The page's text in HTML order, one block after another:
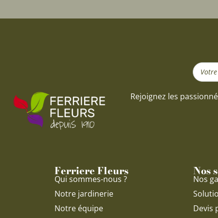
Search
...
Rejoignez les
Ferriere Fleurs
Qui sommes-nous ?
Notre jardinerie
Notre équipe
Nos
Nos
Devis